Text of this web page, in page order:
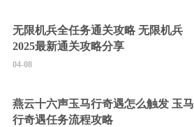
无限机兵全任务通关攻略 无限机兵
2025最新通关攻略分享
04-08
燕云十六声玉马行奇遇怎么触发 玉马
行奇遇任务流程攻略